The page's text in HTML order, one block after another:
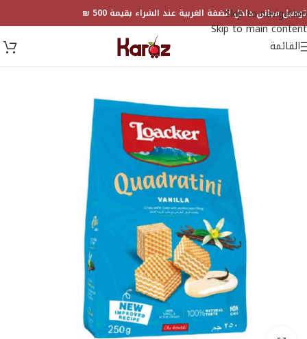
Skip to navigation
Skip to main content
توصيل مجاني داخل الضفة الغربية عند الشراء بقيمة 500 ₪
القائمة